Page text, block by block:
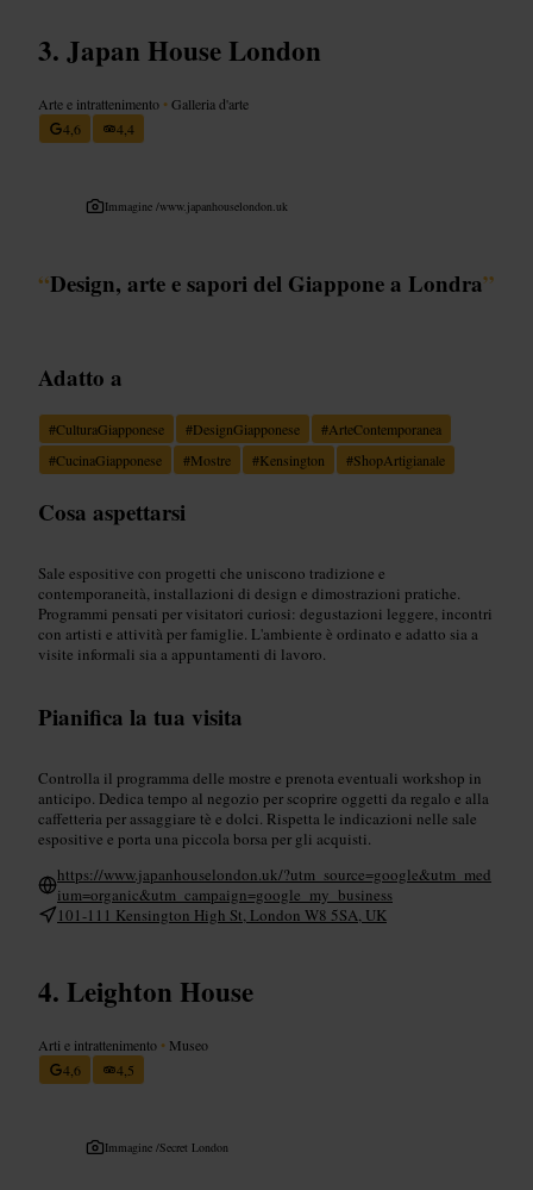
Japan House London
Arte e intrattenimento •Galleria d'arte
4,6
4,4
Immagine /www.japanhouselondon.uk
“Design, arte e sapori del Giappone a Londra”
Adatto a
#CulturaGiapponese #DesignGiapponese #ArteContemporanea
#CucinaGiapponese #Mostre #Kensington #ShopArtigianale
Cosa aspettarsi
Sale espositive con progetti che uniscono tradizione e
contemporaneità, installazioni di design e dimostrazioni pratiche.
Programmi pensati per visitatori curiosi: degustazioni leggere, incontri
con artisti e attività per famiglie. L'ambiente è ordinato e adatto sia a
visite informali sia a appuntamenti di lavoro.
Pianifica la tua visita
Controlla il programma delle mostre e prenota eventuali workshop in
anticipo. Dedica tempo al negozio per scoprire oggetti da regalo e alla
caffetteria per assaggiare tè e dolci. Rispetta le indicazioni nelle sale
espositive e porta una piccola borsa per gli acquisti.
https://www.japanhouselondon.uk/?utm_source=google&utm_med
ium=organic&utm_campaign=google_my_business
101-111 Kensington High St, London W8 5SA, UK
Leighton House
Arti e intrattenimento • Museo
4,6
4,5
Immagine /Secret London